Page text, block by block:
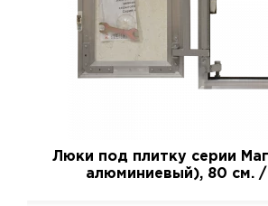
Люки под плитку серии
алюминиевый), 80 см.